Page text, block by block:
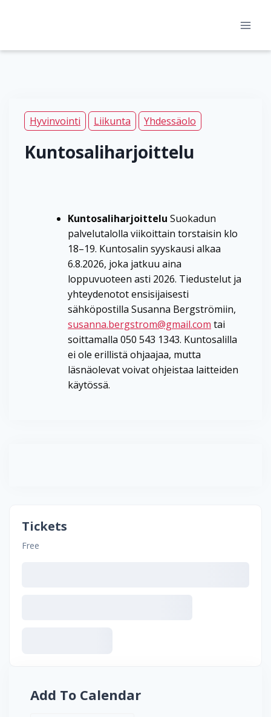
Hyvinvointi Liikunta Yhdessäolo
Kuntosaliharjoittelu
Kuntosaliharjoittelu Suokadun
palvelutalolla viikoittain torstaisin klo
18–19. Kuntosalin syyskausi alkaa
6.8.2026, joka jatkuu aina
loppuvuoteen asti 2026. Tiedustelut ja
yhteydenotot ensisijaisesti
sähköpostilla Susanna Bergströmiin,
susanna.bergstrom@gmail.com tai
soittamalla 050 543 1343. Kuntosalilla
ei ole erillistä ohjaajaa, mutta
läsnäolevat voivat ohjeistaa laitteiden
käytössä.
Tickets
Free
Add To Calendar